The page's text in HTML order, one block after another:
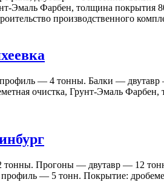
Эмаль Фарбен, толщина покрытия
производственного
— 4 тонны. Балки —
очистка, Грунт-Эмаль
2 тонны. Прогоны — двутавр — 12
— 5 тонн. Покрытие: